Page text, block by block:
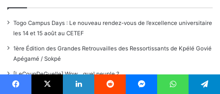
Togo Campus Days : Le nouveau rendez-vous de l’excellence universitaire
les 14 et 15 août au CETEF
1ère Édition des Grandes Retrouvailles des Ressortissants de Kpélé Govié
Apégamé / Sokpé
[LeCoupDeGuelle] Wow… quel peuple ?
Togo : 5 707 établissements privés autorisés pour la rentrée 2026-2027,